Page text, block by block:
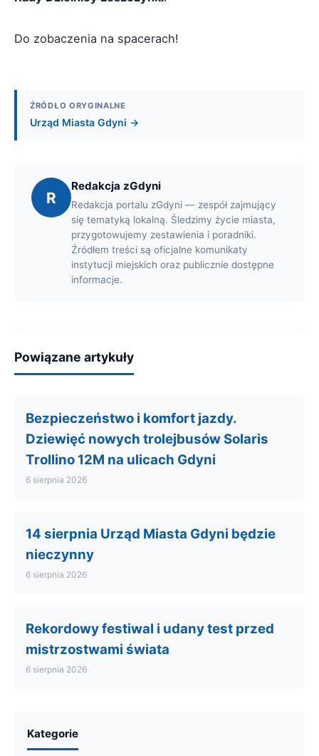
Do zobaczenia na spacerach!
ŹRÓDŁO ORYGINALNE
Urząd Miasta Gdyni →
R
Redakcja zGdyni
Redakcja portalu zGdyni — zespół zajmujący
się tematyką lokalną. Śledzimy życie miasta,
przygotowujemy zestawienia i poradniki.
Źródłem treści są oficjalne komunikaty
instytucji miejskich oraz publicznie dostępne
informacje.
Powiązane artykuły
Bezpieczeństwo i komfort jazdy.
Dziewięć nowych trolejbusów Solaris
Trollino 12M na ulicach Gdyni
6 sierpnia 2026
14 sierpnia Urząd Miasta Gdyni będzie
nieczynny
6 sierpnia 2026
Rekordowy festiwal i udany test przed
mistrzostwami świata
6 sierpnia 2026
Kategorie